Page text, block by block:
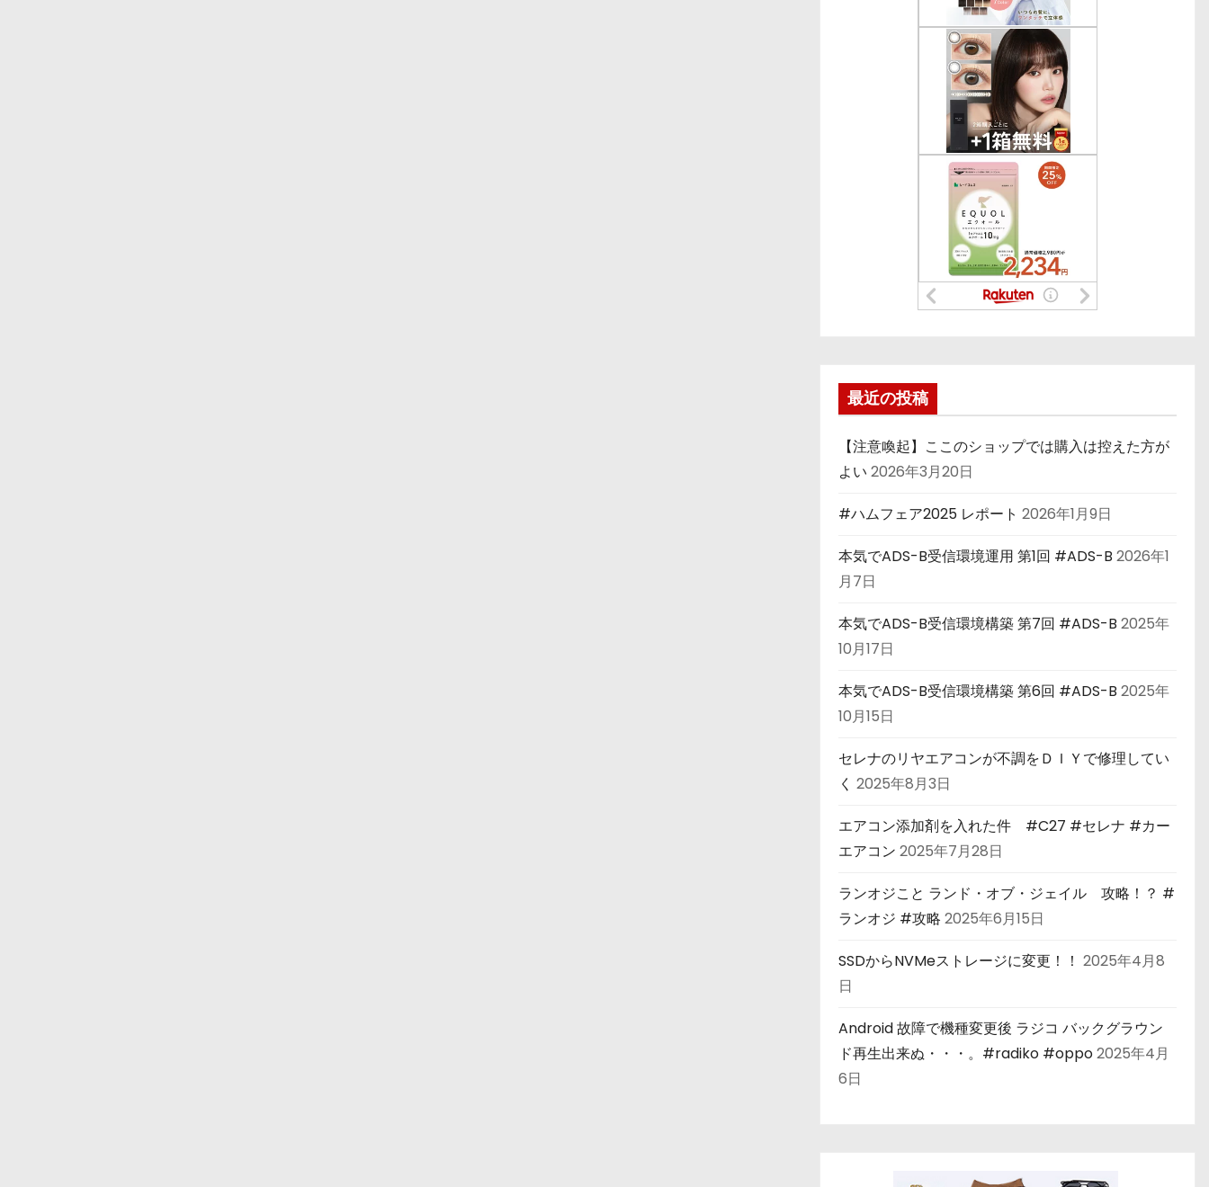
最近の投稿
【注意喚起】ここのショップでは購入は控えた方が
よい 2026年3月20日
#ハムフェア2025 レポート 2026年1月9日
本気でADS-B受信環境運用 第1回 #ADS-B 2026年1
月7日
本気でADS-B受信環境構築 第7回 #ADS-B 2025年
10月17日
本気でADS-B受信環境構築 第6回 #ADS-B 2025年
10月15日
セレナのリヤエアコンが不調をＤＩＹで修理してい
く 2025年8月3日
エアコン添加剤を入れた件 #C27 #セレナ #カー
エアコン 2025年7月28日
ランオジこと ランド・オブ・ジェイル 攻略！？ #
ランオジ #攻略 2025年6月15日
SSDからNVMeストレージに変更！！ 2025年4月8
日
Android 故障で機種変更後 ラジコ バックグラウン
ド再生出来ぬ・・・。#radiko #oppo2025年4月
6日